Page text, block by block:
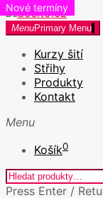
Skip
to
dosito.cz
Kurzy šití v Praze
MenuPrimary Menu
Kurzy šití
Střihy
Produkty
Kontakt
Menu
Košík0
Hledat:
Press Enter /
Novinka!
Nové termíny